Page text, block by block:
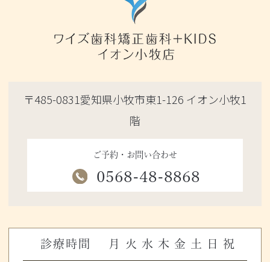
〒485-0831愛知県小牧市東1-126 イオン小牧1
階
ご予約・お問い合わせ
0568-48-8868
診療時間 月 火 水 木 金 土 日 祝